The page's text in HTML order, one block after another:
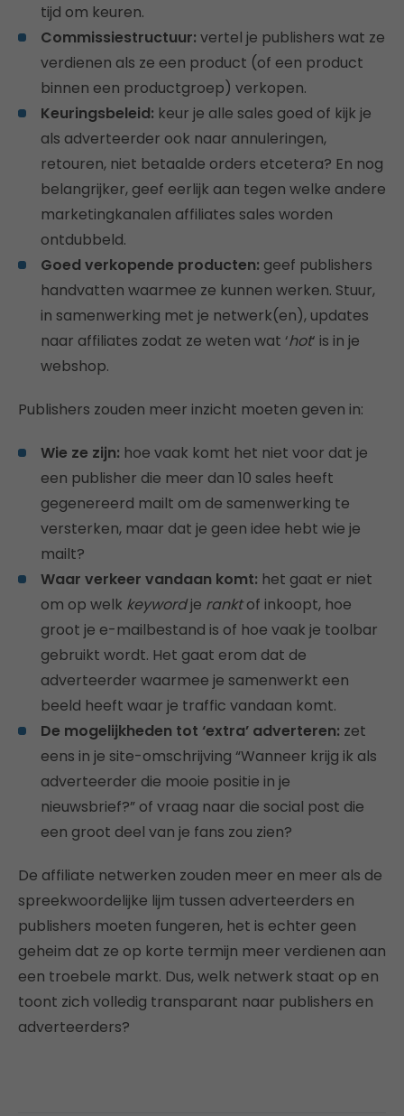
tijd om keuren.
Commissiestructuur: vertel je publishers wat ze
verdienen als ze een product (of een product
binnen een productgroep) verkopen.
Keuringsbeleid: keur je alle sales goed of kijk je
als adverteerder ook naar annuleringen,
retouren, niet betaalde orders etcetera? En nog
belangrijker, geef eerlijk aan tegen welke andere
marketingkanalen affiliates sales worden
ontdubbeld.
Goed verkopende producten: geef publishers
handvatten waarmee ze kunnen werken. Stuur,
in samenwerking met je netwerk(en), updates
naar affiliates zodat ze weten wat ‘hot‘ is in je
webshop.
Publishers zouden meer inzicht moeten geven in:
Wie ze zijn: hoe vaak komt het niet voor dat je
een publisher die meer dan 10 sales heeft
gegenereerd mailt om de samenwerking te
versterken, maar dat je geen idee hebt wie je
mailt?
Waar verkeer vandaan komt: het gaat er niet
om op welk keywordje ranktof inkoopt, hoe
groot je e-mailbestand is of hoe vaak je toolbar
gebruikt wordt. Het gaat erom dat de
adverteerder waarmee je samenwerkt een
beeld heeft waar je traffic vandaan komt.
De mogelijkheden tot ‘extra’ adverteren: zet
eens in je site-omschrijving “Wanneer krijg ik als
adverteerder die mooie positie in je
nieuwsbrief?” of vraag naar die social post die
een groot deel van je fans zou zien?
De affiliate netwerken zouden meer en meer als de
spreekwoordelijke lijm tussen adverteerders en
publishers moeten fungeren, het is echter geen
geheim dat ze op korte termijn meer verdienen aan
een troebele markt. Dus, welk netwerk staat op en
toont zich volledig transparant naar publishers en
adverteerders?